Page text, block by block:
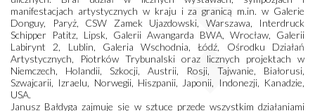
manifestacjach artystycznych w kraju i za granicą m.in. w Galerie
Donguy, Paryż, CSW Zamek Ujazdowski, Warszawa, Interdruck
Schipper Patitz, Lipsk, Galerii Awangarda BWA, Wrocław, Galerii
Labirynt 2, Lublin, Galeria Wschodnia, Łódź, Ośrodku Działań
Artystycznych, Piotrków Trybunalski oraz licznych projektach w
Niemczech, Holandii, Szkocji, Austrii, Rosji, Tajwanie, Białorusi,
Szwajcarii, Izraelu, Norwegii, Hiszpanii, Japonii, Indonezji, Kanadzie,
USA.
Janusz Bałdyga zajmuje się w sztuce przede wszystkim działaniami